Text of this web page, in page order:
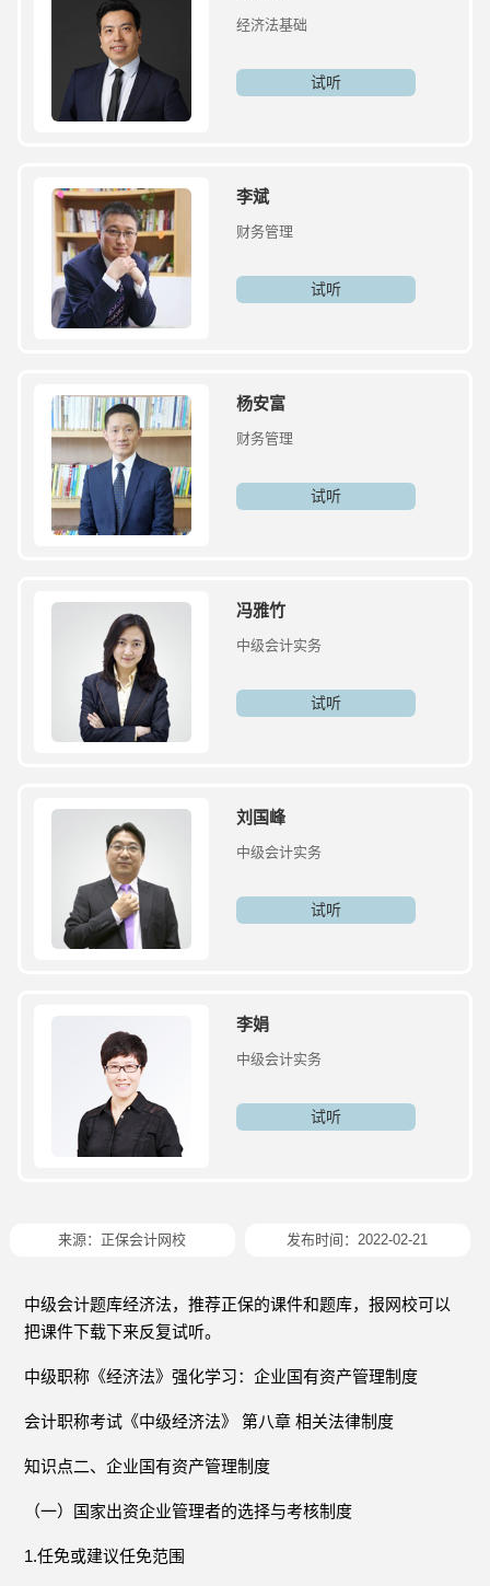
经济法基础
试听
李斌
财务管理
试听
杨安富
财务管理
试听
冯雅竹
中级会计实务
试听
刘国峰
中级会计实务
试听
李娟
中级会计实务
试听
来源： 正保会计网校 发布时间：2022-02-21
中级会计题库经济法，推荐正保的课件和题库，报网校可以
把课件下载下来反复试听。
中级职称《经济法》强化学习：企业国有资产管理制度
会计职称考试《中级经济法》 第八章 相关法律制度
知识点二、企业国有资产管理制度
（一）国家出资企业管理者的选择与考核制度
1.任免或建议任免范围